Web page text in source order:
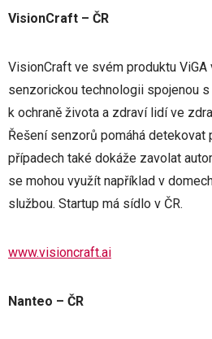
VisionCraft – ČR
VisionCraft ve svém produktu
senzorickou technologii spojenou
k ochraně života a zdraví lidí ve
Řešení senzorů pomáhá detekovat
případech také dokáže zavolat
se mohou využít například v
službou. Startup má sídlo v ČR.
www.visioncraft.ai
Nanteo – ČR